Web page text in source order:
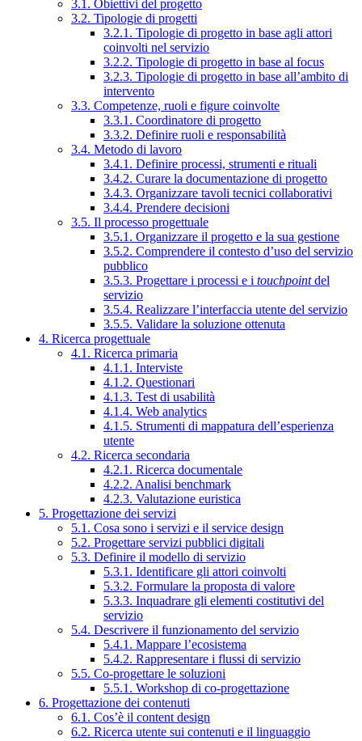
3.1. Obiettivi del progetto
3.2. Tipologie di progetti
3.2.1. Tipologie di progetto in base agli attori
coinvolti nel servizio
3.2.2. Tipologie di progetto in base al focus
3.2.3. Tipologie di progetto in base all’ambito di
intervento
3.3. Competenze, ruoli e figure coinvolte
3.3.1. Coordinatore di progetto
3.3.2. Definire ruoli e responsabilità
3.4. Metodo di lavoro
3.4.1. Definire processi, strumenti e rituali
3.4.2. Curare la documentazione di progetto
3.4.3. Organizzare tavoli tecnici collaborativi
3.4.4. Prendere decisioni
3.5. Il processo progettuale
3.5.1. Organizzare il progetto e la sua gestione
3.5.2. Comprendere il contesto d’uso del servizio
pubblico
3.5.3. Progettare i processi e i touchpointdel
servizio
3.5.4. Realizzare l’interfaccia utente del servizio
3.5.5. Validare la soluzione ottenuta
4. Ricerca progettuale
4.1. Ricerca primaria
4.1.1. Interviste
4.1.2. Questionari
4.1.3. Test di usabilità
4.1.4. Web analytics
4.1.5. Strumenti di mappatura dell’esperienza
utente
4.2. Ricerca secondaria
4.2.1. Ricerca documentale
4.2.2. Analisi benchmark
4.2.3. Valutazione euristica
5. Progettazione dei servizi
5.1. Cosa sono i servizi e il service design
5.2. Progettare servizi pubblici digitali
5.3. Definire il modello di servizio
5.3.1. Identificare gli attori coinvolti
5.3.2. Formulare la proposta di valore
5.3.3. Inquadrare gli elementi costitutivi del
servizio
5.4. Descrivere il funzionamento del servizio
5.4.1. Mappare l’ecosistema
5.4.2. Rappresentare i flussi di servizio
5.5. Co-progettare le soluzioni
5.5.1. Workshop di co-progettazione
6. Progettazione dei contenuti
6.1. Cos’è il content design
6.2. Ricerca utente sui contenuti e il linguaggio